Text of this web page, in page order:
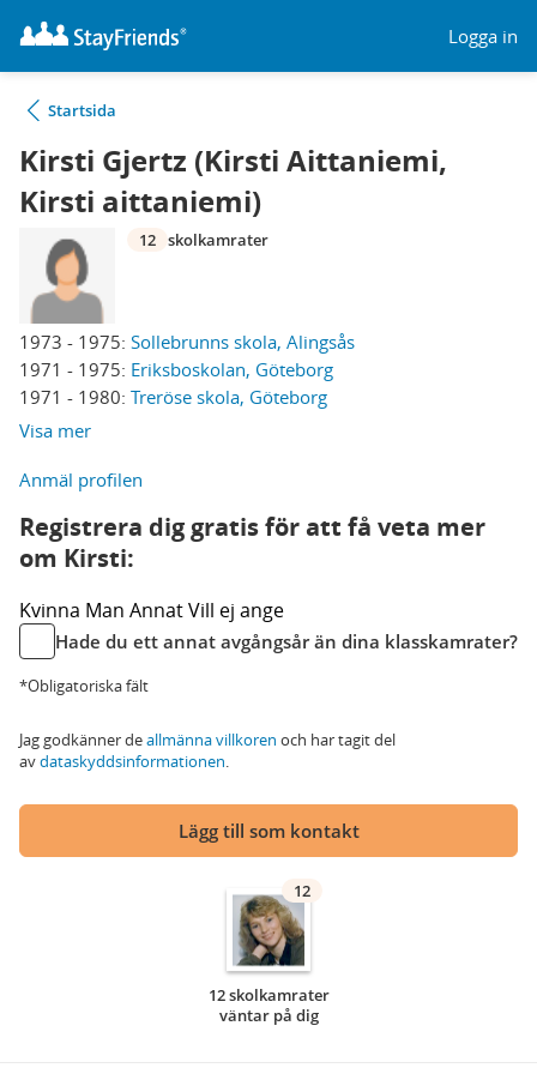
Logga in
Startsida
Kirsti Gjertz (Kirsti Aittaniemi,
Kirsti aittaniemi)
1973 - 1975: Sollebrunns skola, Alingsås
1971 - 1975: Eriksboskolan, Göteborg
1971 - 1980: Treröse skola, Göteborg
Visa mer
12 skolkamrater
Anmäl profilen
Registrera dig gratis för att få veta mer
om Kirsti:
Kvinna Man AnnatVill ej ange
Hade du ett annat avgångsår än dina klasskamrater?
*Obligatoriska fält
Jag godkänner deallmänna villkoren och har tagit del
avdataskyddsinformationen.
Lägg till som kontakt
12
12 skolkamrater
väntar på dig